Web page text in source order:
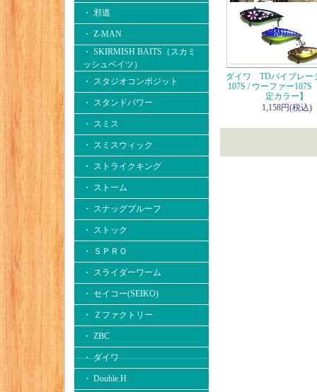
・ 邪道
・ Z-MAN
・ SKIRMISH BAITS（スカミ
ッシュベイツ）
・ スタジオコンポジット
・ スタンドパワー
・ スミス
・ スミスウィック
・ ストライクキング
・ ストーム
・ スナッグプルーフ
・ ストック
・ ＳＰＲＯ
・ スライダーワーム
・ セイコー(SEIKO)
・ Ｚファクトリー
・ ZBC
・ ダイワ
・ Double.H
ダイワ TDバイブレー
107S / ウーファー107S
定カラー】
1,158円(税込)